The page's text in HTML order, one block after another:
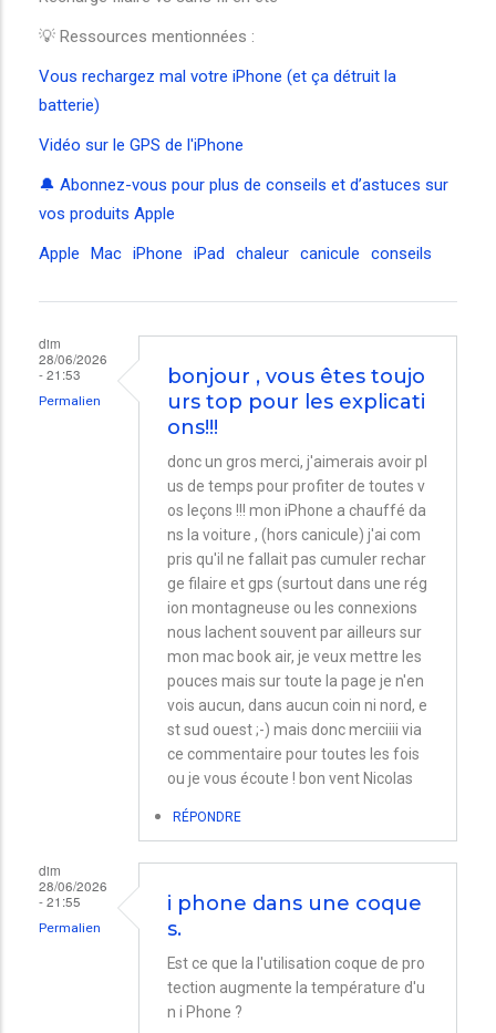
💡 Ressources mentionnées :
Vous rechargez mal votre iPhone (et ça détruit la
batterie)
Vidéo sur le GPS de l'iPhone
🔔 Abonnez-vous pour plus de conseils et d’astuces sur
vos produits Apple
Apple
Mac iPhone iPad chaleur canicule conseils
dim
28/06/2026
- 21:53
Permalien
bonjour , vous êtes toujo
urs top pour les explicati
ons!!!
donc un gros merci, j'aimerais avoir pl
us de temps pour profiter de toutes v
os leçons !!! mon iPhone a chauffé da
ns la voiture , (hors canicule) j'ai com
pris qu'il ne fallait pas cumuler rechar
ge filaire et gps (surtout dans une rég
ion montagneuse ou les connexions
nous lachent souvent par ailleurs sur
mon mac book air, je veux mettre les
pouces mais sur toute la page je n'en
vois aucun, dans aucun coin ni nord, e
st sud ouest ;-) mais donc merciiii via
ce commentaire pour toutes les fois
ou je vous écoute ! bon vent Nicolas
RÉPONDRE
dim
28/06/2026
- 21:55
Permalien
i phone dans une coque
s.
Est ce que la l'utilisation coque de pro
tection augmente la température d'u
n i Phone ?